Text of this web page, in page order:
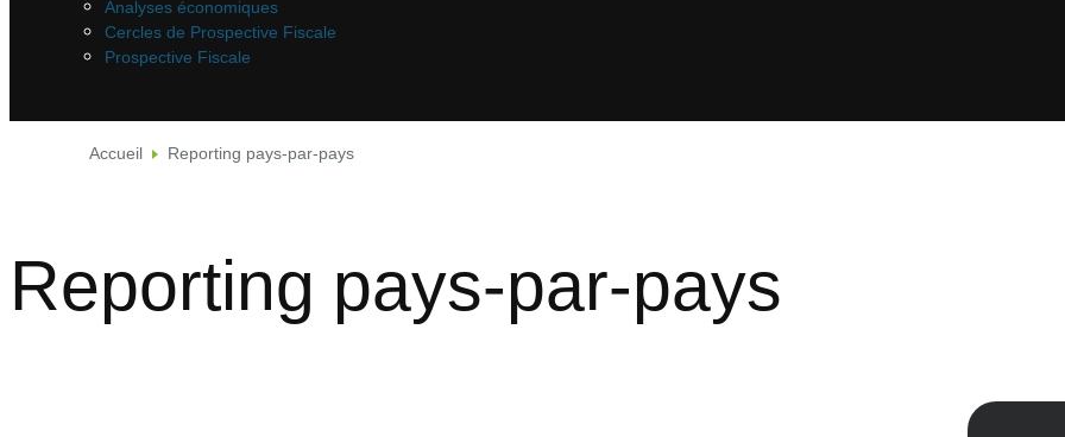
Analyses économiques
Cercles de Prospective Fiscale
Prospective Fiscale
Accueil Reporting pays-par-pays
Reporting pays-par-pays